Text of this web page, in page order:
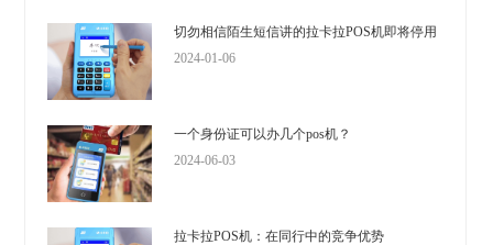
切勿相信陌生短信讲的拉卡拉POS机即将停用
2024-01-06
一个身份证可以办几个pos机？
2024-06-03
拉卡拉POS机：在同行中的竞争优势